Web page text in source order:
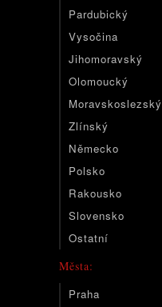
Pardubický
Vysočina
Jihomoravský
Olomoucký
Moravskoslezský
Zlínský
Německo
Polsko
Rakousko
Slovensko
Ostatní
Města:
Praha